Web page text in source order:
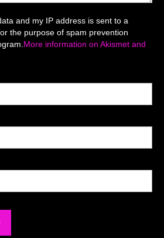
/ Accessoires
and my IP address is sent to a
the purpose of spam prevention
More information on Akismet and